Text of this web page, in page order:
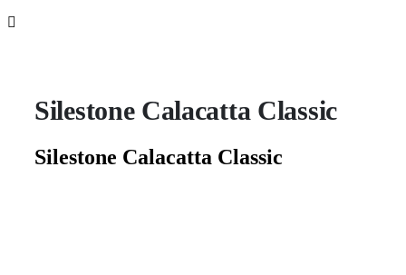
Silestone Calacatta Classic
Silestone Calacatta Classic